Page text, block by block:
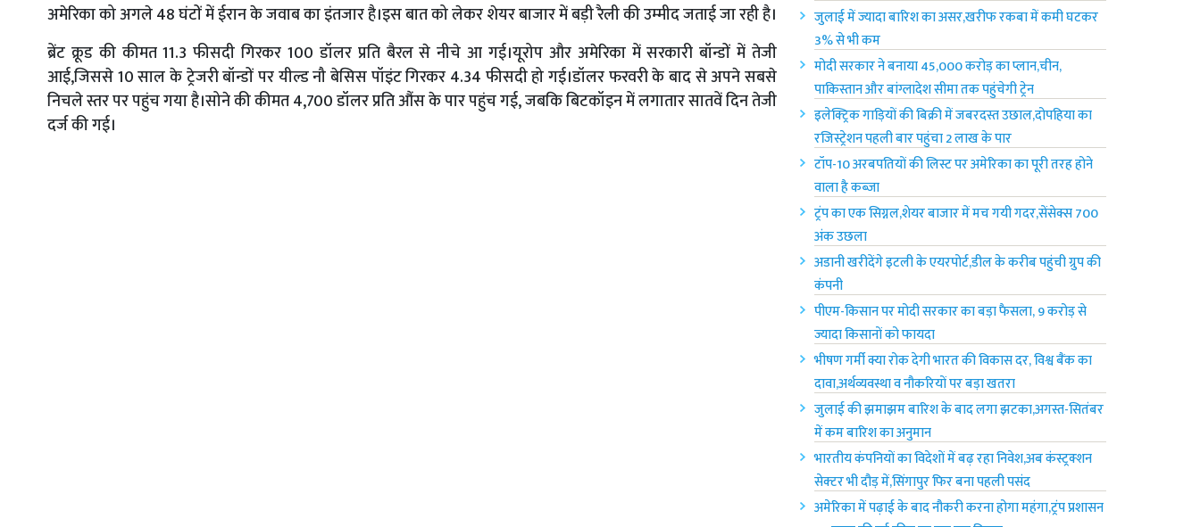
अमेरिका को अगले 48 घंटों में ईरान के जवाब का इंतजार है।इस बात को लेकर शेयर बाजार में बड़ी रैली की उम्‍मीद जताई जा रही है।
ब्रेंट क्रूड की कीमत 11.3 फीसदी गिरकर 100 डॉलर प्रति बैरल से नीचे आ गई।यूरोप और अमेरिका में सरकारी बॉन्डों में तेजी
आई,जिससे 10 साल के ट्रेजरी बॉन्डों पर यील्ड नौ बेसिस पॉइंट गिरकर 4.34 फीसदी हो गई।डॉलर फरवरी के बाद से अपने सबसे
निचले स्तर पर पहुंच गया है।सोने की कीमत 4,700 डॉलर प्रति औंस के पार पहुंच गई, जबकि बिटकॉइन में लगातार सातवें दिन तेजी
दर्ज की गई।
जुलाई में ज्यादा बारिश का असर,खरीफ रकबा में कमी घटकर
3% से भी कम
मोदी सरकार ने बनाया 45,000 करोड़ का प्लान,चीन,
पाकिस्तान और बांग्लादेश सीमा तक पहुंचेगी ट्रेन
इलेक्ट्रिक गाड़ियों की बिक्री में जबरदस्त उछाल,दोपहिया का
रजिस्ट्रेशन पहली बार पहुंचा 2 लाख के पार
टॉप-10 अरबपतियों की लिस्ट पर अमेरिका‌ का पूरी तरह होने
वाला है कब्जा
ट्रंप का एक सिग्नल,शेयर बाजार में मच गयी गदर,सेंसेक्स 700
अंक उछला
अडानी खरीदेंगे इटली के एयरपोर्ट,डील के करीब पहुंची ग्रुप की
कंपनी
पीएम-किसान पर मोदी सरकार का बड़ा फैसला, 9 करोड़ से
ज्यादा किसानों को फायदा
भीषण गर्मी क्या रोक देगी भारत की विकास दर, विश्व बैंक का
दावा,अर्थव्यवस्था व नौकरियों पर बड़ा खतरा
जुलाई की झमाझम बारिश के बाद लगा झटका,अगस्त-सितंबर
में कम बारिश का अनुमान
भारतीय कंपनियों का विदेशों में बढ़ रहा निवेश,अब कंस्ट्रक्शन
सेक्टर भी दौड़ में,सिंगापुर फिर बना पहली पसंद
अमेरिका में पढ़ाई के बाद नौकरी करना होगा महंगा,ट्रंप प्रशासन